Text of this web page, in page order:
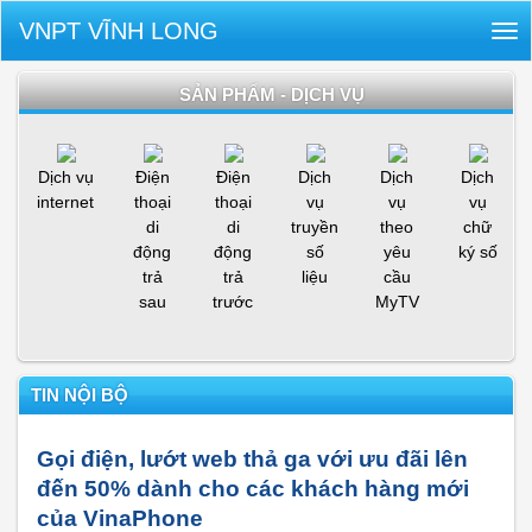
VNPT VĨNH LONG
SẢN PHẨM - DỊCH VỤ
Dịch vụ
internet
Điện
thoại
di
động
trả
sau
Điện
thoại
di
động
trả
trước
Dịch
vụ
truyền
số
liệu
Dịch
vụ
theo
yêu
cầu
MyTV
Dịch
vụ
chữ
ký số
TIN NỘI BỘ
Gọi điện, lướt web thả ga với ưu đãi lên
đến 50% dành cho các khách hàng mới
của VinaPhone